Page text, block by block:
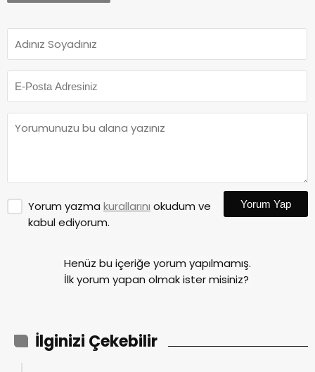
Yorum yazma kurallarını okudum ve
kabul ediyorum.
Yorum Yap
Henüz bu içeriğe yorum yapılmamış.
İlk yorum yapan olmak ister misiniz?
İlginizi Çekebilir